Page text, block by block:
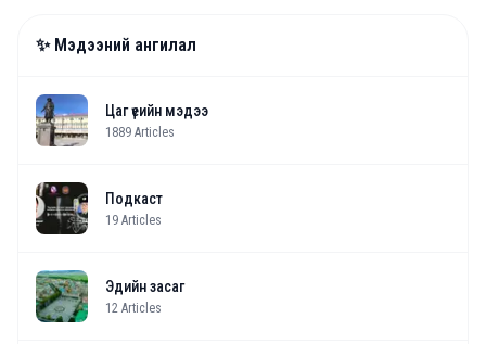
✨ Мэдээний ангилал
Цаг үеийн мэдээ
1889 Articles
Подкаст
19 Articles
Эдийн засаг
12 Articles